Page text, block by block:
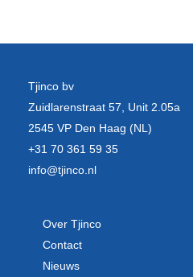
Tjinco bv
Zuidlarenstraat 57, Unit 2.05a
2545 VP Den Haag (NL)
+31 70 361 59 35
info@tjinco.nl
Over Tjinco
Contact
Nieuws